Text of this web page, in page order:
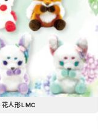
花人形LMC